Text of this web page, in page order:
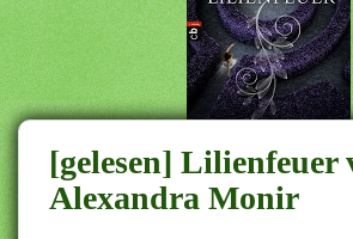
t
[gelesen] Lilienfeuer
Alexandra Monir